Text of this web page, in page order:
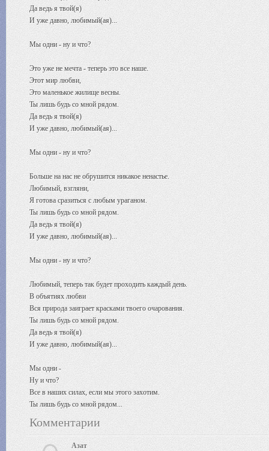
Да ведь я твой(я)
И уже давно, любимый(ая)...
Мы одни - ну и что?
Это уже не мечта - теперь это все наше.
Этот мир любви,
Это маленькое жилище весны.
Ты лишь будь со мной рядом.
Да ведь я твой(я)
И уже давно, любимый(ая)...
Мы одни - ну и что?
Больше на нас не обрушится никакое ненастье.
Любимый, взгляни,
Я готова сразиться с любым ураганом.
Ты лишь будь со мной рядом.
Да ведь я твой(я)
И уже давно, любимый(ая)...
Мы одни - ну и что?
Любимый, теперь так будет проходить каждый день.
В объятиях любви
Вся природа заиграет красками твоего очарования.
Ты лишь будь со мной рядом.
Да ведь я твой(я)
И уже давно, любимый(ая)...
Мы одни -
Ну и что?
Все в наших силах, если мы этого захотим.
Ты лишь будь со мной рядом...
Комментарии
Азат